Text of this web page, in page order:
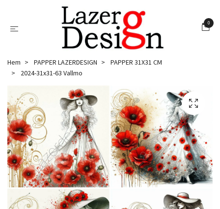
0
Hem PAPPER LAZERDESIGN
PAPPER 31X31 CM
2024-31x31-63 Vallmo